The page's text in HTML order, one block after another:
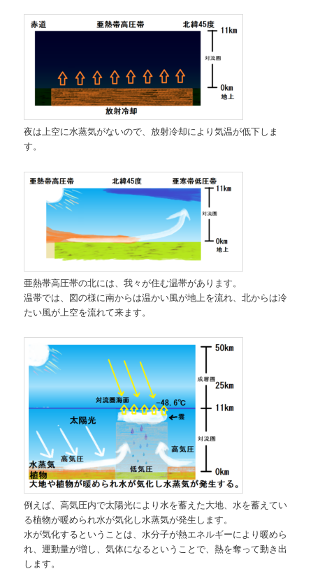
夜は上空に水蒸気がないので、放射冷却により気温が低下しま
す。
亜熱帯高圧帯の北には、我々が住む温帯があります。
温帯では、図の様に南からは温かい風が地上を流れ、北からは冷
たい風が上空を流れて来ます。
例えば、高気圧内で太陽光により水を蓄えた大地、水を蓄えてい
る植物が暖められ水が気化し水蒸気が発生します。
水が気化するということは、水分子が熱エネルギーにより暖めら
れ、運動量が増し、気体になるということで、熱を奪って動き出
します。